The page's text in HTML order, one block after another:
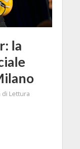
la
di Lettura